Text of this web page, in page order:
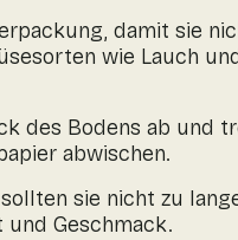
damit sie
wie Lauch
des Bodens ab und
abwischen.
sie nicht zu
und Geschmack.